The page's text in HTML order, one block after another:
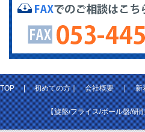
TOP|初めての方｜会社概要｜新
【旋盤/フライス/ボール盤/研